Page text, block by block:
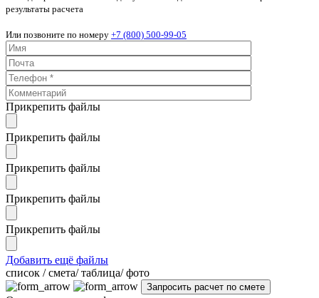
результаты расчета
Или позвоните по номеру +7 (800) 500-99-05
Прикрепить файлы
Прикрепить файлы
Прикрепить файлы
Прикрепить файлы
Прикрепить файлы
Добавить ещё файлы
cписок / смета/ таблица/ фото